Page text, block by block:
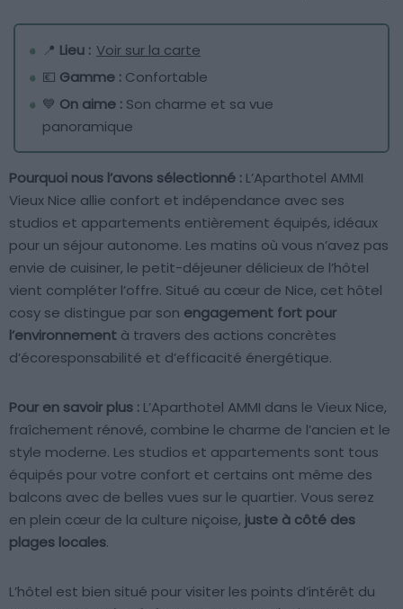
📍 Lieu : Voir sur la carte
💶 Gamme : Confortable
💙 On aime : Son charme et sa vue
panoramique
Pourquoi nous l’avons sélectionné : L’Aparthotel AMMI
Vieux Nice allie confort et indépendance avec ses
studios et appartements entièrement équipés, idéaux
pour un séjour autonome. Les matins où vous n’avez pas
envie de cuisiner, le petit-déjeuner délicieux de l’hôtel
vient compléter l’offre. Situé au cœur de Nice, cet hôtel
cosy se distingue par son engagement fort pour
l’environnement à travers des actions concrètes
d’écoresponsabilité et d’efficacité énergétique.
Pour en savoir plus : L’Aparthotel AMMI dans le Vieux Nice,
fraîchement rénové, combine le charme de l’ancien et le
style moderne. Les studios et appartements sont tous
équipés pour votre confort et certains ont même des
balcons avec de belles vues sur le quartier. Vous serez
en plein cœur de la culture niçoise, juste à côté des
plages locales.
L’hôtel est bien situé pour visiter les points d’intérêt du